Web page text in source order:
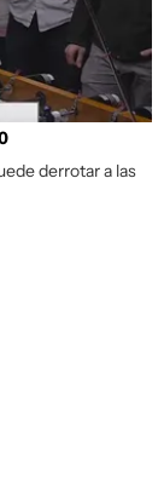
derrotar a las